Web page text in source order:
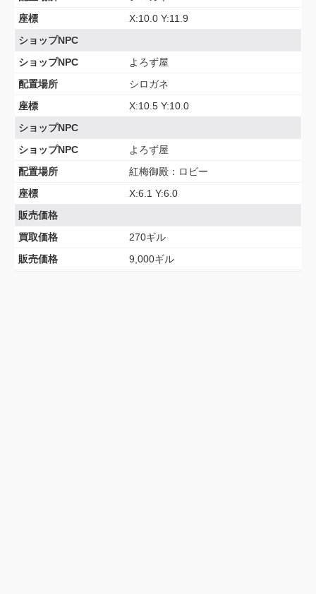
座標
X:10.0 Y:11.9
ショップNPC
ショップNPC
よろず屋
配置場所
シロガネ
座標
X:10.5 Y:10.0
ショップNPC
ショップNPC
よろず屋
配置場所
紅梅御殿：ロビー
座標
X:6.1 Y:6.0
販売価格
買取価格
270ギル
販売価格
9,000ギル